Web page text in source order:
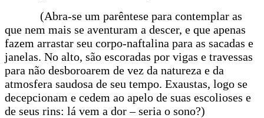
(Abra-se um parêntese para contemplar as
que nem mais se aventuram a descer, e que apenas
fazem arrastar seu corpo-naftalina para as sacadas e
janelas. No alto, são escoradas por vigas e travessas
para não desboroarem de vez da natureza e da
atmosfera saudosa de seu tempo. Exaustas, logo se
decepcionam e cedem ao apelo de suas escolioses e
de seus rins: lá vem a dor – seria o sono?)